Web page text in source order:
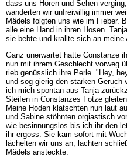
dass uns Hören und Sehen
wanderten wir unfreiwillig immer
Mädels folgten uns wie im Fieber.
alle eine Hand in ihren Hosen.
sie bebte und krallte sich an meine
Ganz unerwartet hatte Constanze
nun mit ihrem Geschlecht vorweg
rieb genüsslich ihre Perle. "Hey,
und sog gierig den starken
ich mich spontan aus Tanja
Steifen in Constanzes Fotze
Meine Hoden klatschten nun laut
und Sabine stöhnten orgiastisch
wie besinnungslos bis ich ihr den
ihr ergoss. Sie kam sofort mit
lächelten wir uns an, lachten
Mädels ansteckte.